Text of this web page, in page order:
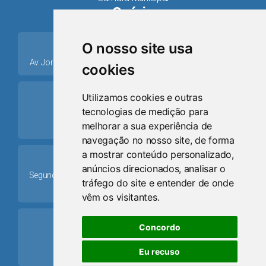
O nosso site usa
cookies
Utilizamos cookies e outras
tecnologias de medição para
melhorar a sua experiência de
navegação no nosso site, de forma
a mostrar conteúdo personalizado,
anúncios direcionados, analisar o
tráfego do site e entender de onde
vêm os visitantes.
Concordo
Eu recuso
Osório
place
Av. Jorge Dariva, 1211, Centro CEP: 95520.000 - Osório/RS
ring_volume
Telefone
(51) 9 8024-0884
Schedule
Segunda-feira a Sexta-feira: 08h às 12h e das 13h30min às
17h30min
mail
Email
camaraosorio@gmail.com